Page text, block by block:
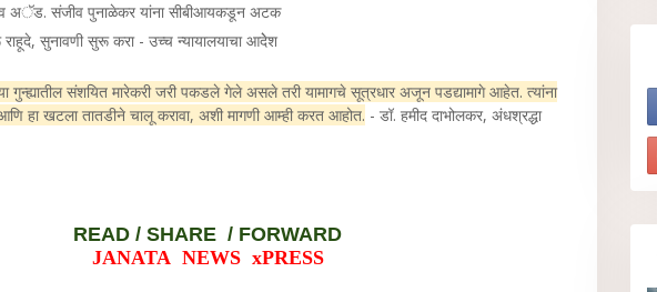
व अॅड. संजीव पुनाळेकर यांना सीबीआयकडून अटक
सुनावणी सुरू करा - उच्च न्यायालयाचा आदेेश
गुन्ह्यातील संशयित मारेकरी जरी पकडले गेले असले तरी यामागचे सूत्रधार अजून पडद्यामागे आहेत. त्यांना
हा खटला तातडीने चालू करावा, अशी मागणी आम्ही करत आहोत. - डॉ. हमीद दाभोलकर, अंधश्रद्धा
READ / SHARE / FORWARD
JANATA NEWS xPRESS